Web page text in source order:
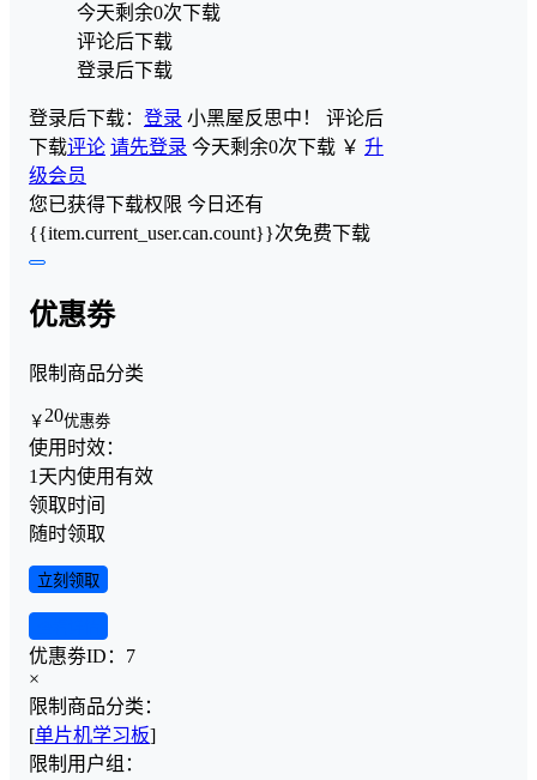
今天剩余0次下载
评论后下载
登录后下载
登录后下载： 登录 小黑屋反思中！ 评论后
下载评论 请先登录 今天剩余0次下载 ￥ 升
级会员
您已获得下载权限 今日还有
{{item.current_user.can.count}}次免费下载
优惠劵
限制商品分类
￥ 20优惠劵
使用时效：
1天内使用有效
领取时间
随时领取
立刻领取
优惠劵ID： 7
×
限制商品分类：
[单片机学习板]
限制用户组：